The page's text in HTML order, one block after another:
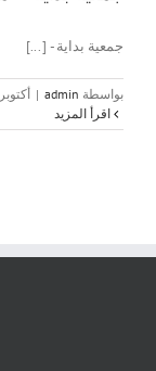
جمعية بداية - [...]
بواسطة admin
| أكتوبر 23rd, 2022